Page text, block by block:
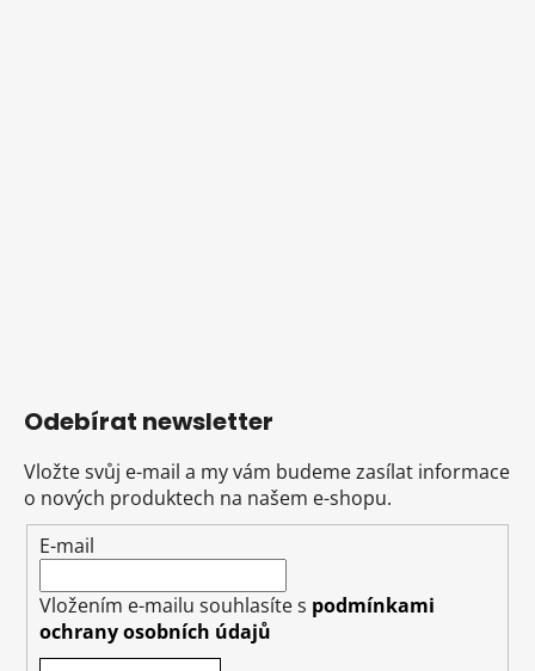
Odebírat newsletter
Vložte svůj e-mail a my vám budeme zasílat informace
o nových produktech na našem e-shopu.
E-mail
Vložením e-mailu souhlasíte s podmínkami
ochrany osobních údajů